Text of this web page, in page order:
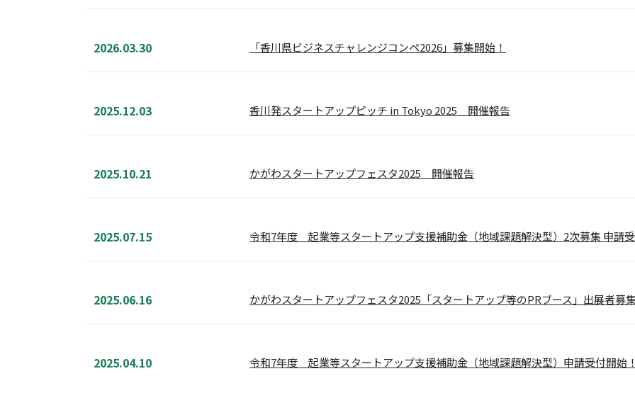
2026.03.30 「香川県ビジネスチャレンジコンペ2026」募集開始！
2025.12.03 香川発スタートアップピッチ in Tokyo 2025 開催報告
2025.10.21 かがわスタートアップフェスタ2025 開催報告
2025.07.15 令和7年度 起業等スタートアップ支援補助金（地域課題解決型）2次募集 申請受
2025.06.16 かがわスタートアップフェスタ2025「スタートアップ等のPRブース」出展者募
2025.04.10 令和7年度 起業等スタートアップ支援補助金（地域課題解決型）申請受付開始！